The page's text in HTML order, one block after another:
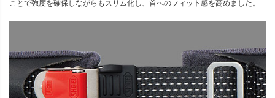
ことで強度を確保しながらもスリム化し、首へのフィット感を高めました。